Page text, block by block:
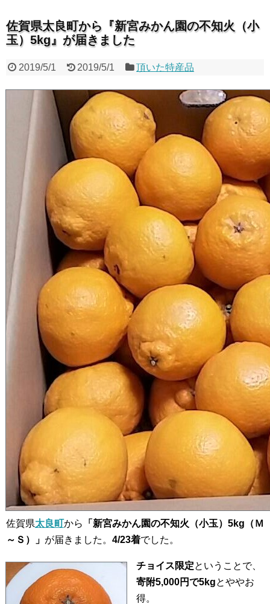
佐賀県太良町から『新宮みかん園の不知火（小
玉）5kg』が届きました
2019/5/1 2019/5/1 頂いた特産品
佐賀県太良町から
「新宮みかん園の不知火（小玉）5kg（Ｍ
～Ｓ）」 が届きました。 4/23着でした。
チョイス限定ということで、
寄附5,000円で5kgとややお
得。